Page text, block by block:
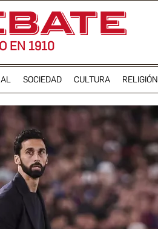
EN 1910
SOCIEDAD CULTURA RELIGIÓN